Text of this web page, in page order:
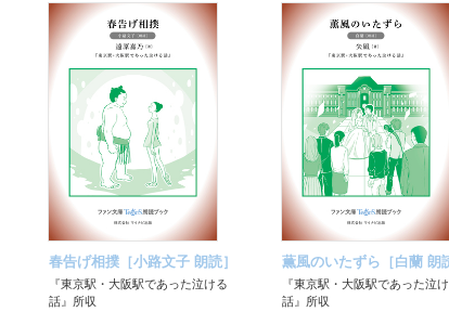
春告げ相撲［小路文子 朗読］
『東京駅・大阪駅であった泣ける
話』所収
薫風のいたずら［白蘭 朗
『東京駅・大阪駅であった泣
話』所収